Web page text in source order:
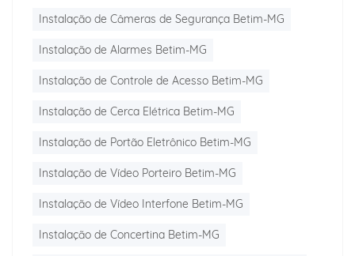
Instalação de Câmeras de Segurança Betim-MG
Instalação de Alarmes Betim-MG
Instalação de Controle de Acesso Betim-MG
Instalação de Cerca Elétrica Betim-MG
Instalação de Portão Eletrônico Betim-MG
Instalação de Vídeo Porteiro Betim-MG
Instalação de Vídeo Interfone Betim-MG
Instalação de Concertina Betim-MG